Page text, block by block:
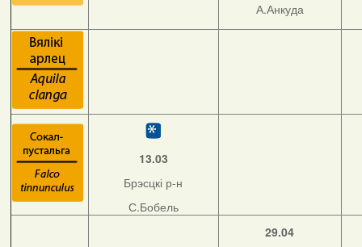
А.Анкуда
13.03
Брэсцкі р-н
С.Бобель
29.04